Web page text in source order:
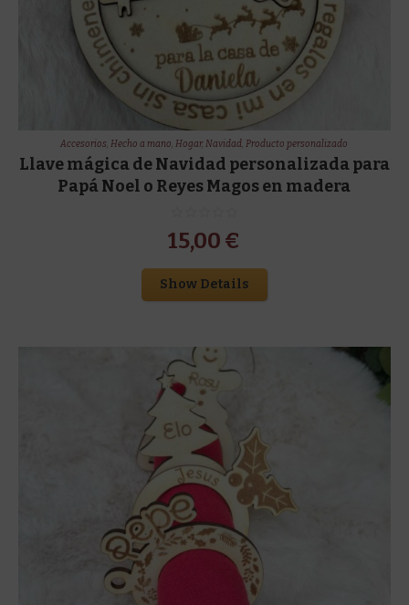
Accesorios,Hecho a mano,Hogar,Navidad,Producto personalizado
Llave mágica de Navidad personalizada para
Papá Noel o Reyes Magos en madera
15,00 €
Show Details